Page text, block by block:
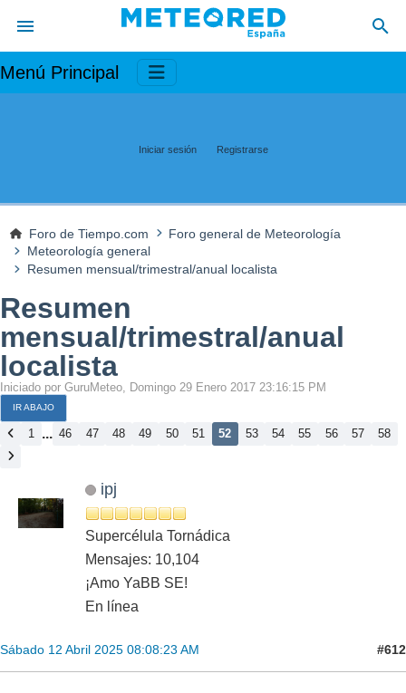
Menú Principal
Iniciar sesión Registrarse
Foro de Tiempo.com
Foro general de Meteorología
Meteorología general
Resumen mensual/trimestral/anual localista
Resumen
mensual/trimestral/anual
localista
Iniciado por GuruMeteo, Domingo 29 Enero 2017 23:16:15 PM
IR ABAJO
1 ... 46 47 48 49 50 51 52 53 54 55 56 57 58
ipj
Supercélula Tornádica
Mensajes: 10,104
¡Amo YaBB SE!
En línea
Sábado 12 Abril 2025 08:08:23 AM #612